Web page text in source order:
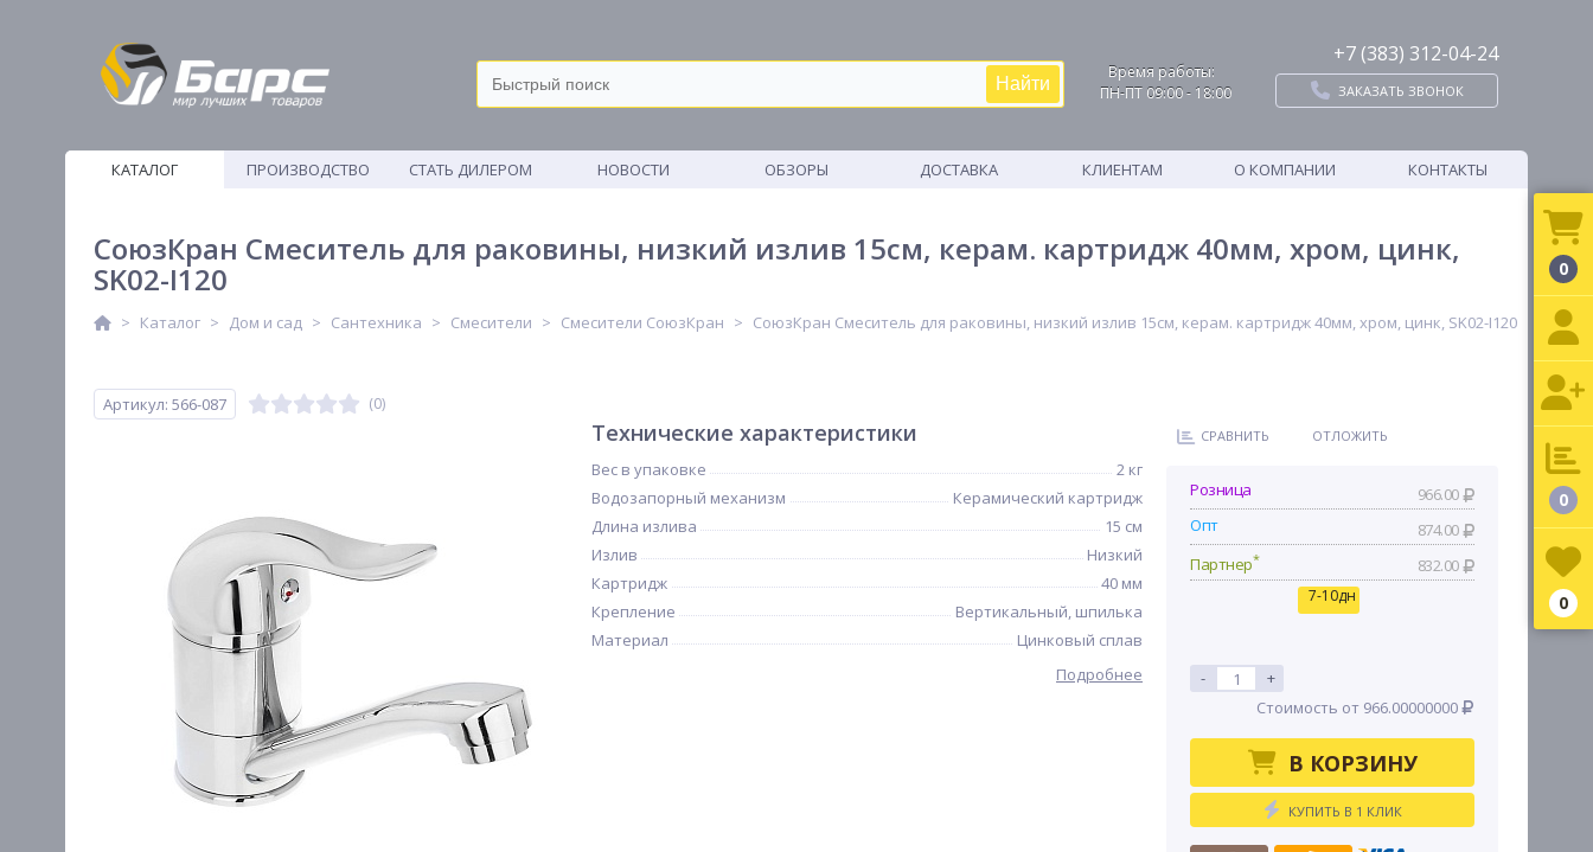
Найти
Время работы:
ПН-ПТ 09:00 - 18:00
+7 (383) 312-04-24
ЗАКАЗАТЬ ЗВОНОК
КАТАЛОГ
ПРОИЗВОДСТВО
СТАТЬ ДИЛЕРОМ НОВОСТИ ОБЗОРЫ ДОСТАВКА КЛИЕНТАМ О КОМПАНИИ КОНТАКТЫ
СоюзКран Смеситель для раковины, низкий излив 15см, керам. картридж 40мм, хром, цинк,
SK02-I120
Каталог Дом и сад Сантехника Смесители Смесители СоюзКран СоюзКран Смеситель для раковины, низкий излив 15см, керам. картридж 40мм, хром, цинк, SK02-I120
Артикул: 566-087 (0)
Технические характеристики
Вес в упаковке
2 кг
Водозапорный механизм
Керамический картридж
Длина излива
15 см
Излив
Низкий
Картридж
40 мм
Крепление
Вертикальный, шпилька
Материал
Цинковый сплав
Подробнее
СРАВНИТЬ ОТЛОЖИТЬ
Розница
966.00
Опт
874.00
Партнер* 832.00
7-10дн
-
+
Стоимость от 966.00000000
В КОРЗИНУ
КУПИТЬ В 1 КЛИК
0
0
0